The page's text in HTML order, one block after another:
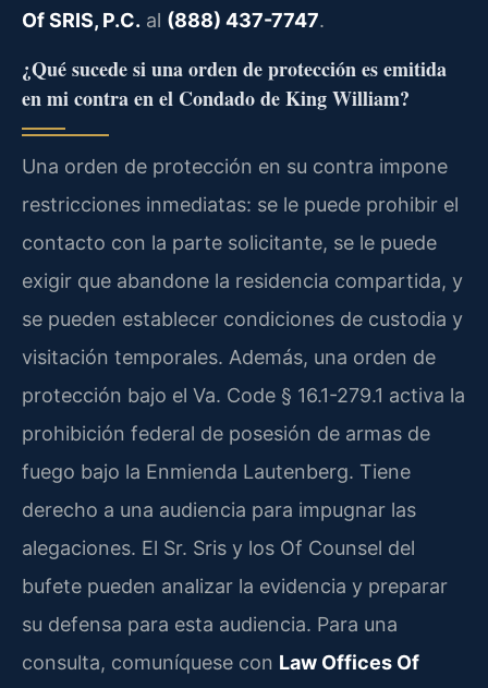
Of SRIS, P.C. al (888) 437-7747.
¿Qué sucede si una orden de protección es emitida
en mi contra en el Condado de King William?
Una orden de protección en su contra impone
restricciones inmediatas: se le puede prohibir el
contacto con la parte solicitante, se le puede
exigir que abandone la residencia compartida, y
se pueden establecer condiciones de custodia y
visitación temporales. Además, una orden de
protección bajo el Va. Code § 16.1-279.1 activa la
prohibición federal de posesión de armas de
fuego bajo la Enmienda Lautenberg. Tiene
derecho a una audiencia para impugnar las
alegaciones. El Sr. Sris y los Of Counsel del
bufete pueden analizar la evidencia y preparar
su defensa para esta audiencia. Para una
consulta, comuníquese con Law Offices Of